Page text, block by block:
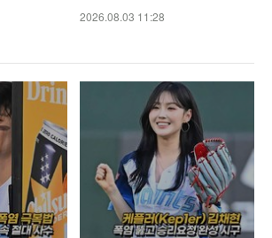
2026.08.03 11:28